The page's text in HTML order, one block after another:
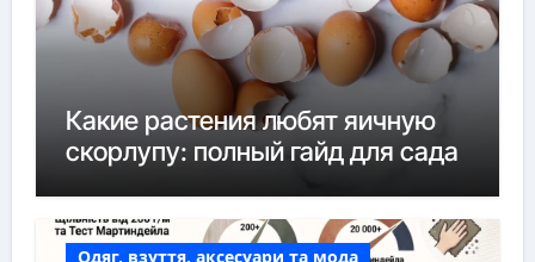
Какие растения любят яичную
скорлупу: полный гайд для сада
Одяг, взуття, аксесуари та мода